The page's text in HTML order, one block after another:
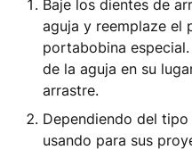
Baje los dientes de
aguja y reemplaze el
portabobina
de la aguja en su
arrastre.
Dependiendo del
usando para sus